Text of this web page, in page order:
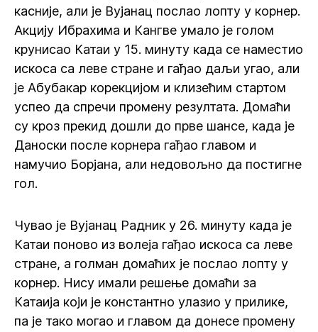
касније, али је Вујанац послао лопту у корнер.
Акцију Ибрахима и Кангве умало је голом
крунисао Катаи у 15. минуту када се наместио
искоса са леве стране и гађао даљи угао, али
је Абубакар корекцијом и клизећим стартом
успео да спречи промену резултата. Домаћи
су кроз прекид дошли до прве шансе, када је
Даноски после корнера гађао главом и
намучио Борјана, али недовољно да постигне
гол.
Чувао је Вујанац Радник у 26. минуту када је
Катаи поново из волеја гађао искоса са леве
стране, а голман домаћих је послао лопту у
корнер. Нису имали решење домаћи за
Катаија који је константно улазио у прилике,
па је тако могао и главом да донесе промену